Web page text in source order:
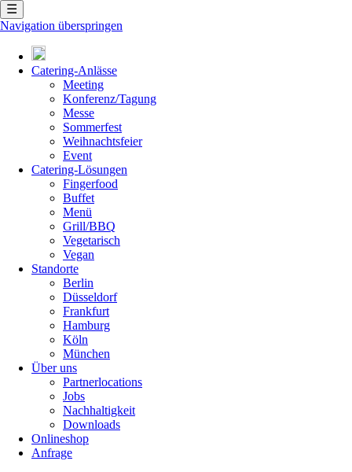
☰
Navigation überspringen
Catering-Anlässe
Meeting
Konferenz/Tagung
Messe
Sommerfest
Weihnachtsfeier
Event
Catering-Lösungen
Fingerfood
Buffet
Menü
Grill/BBQ
Vegetarisch
Vegan
Standorte
Berlin
Düsseldorf
Frankfurt
Hamburg
Köln
München
Über uns
Partnerlocations
Jobs
Nachhaltigkeit
Downloads
Onlineshop
Anfrage